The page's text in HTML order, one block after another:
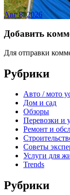
Авг 8, 2026
Добавить
Для отправки
Рубрики
Авто / мото
Дом и сад
Обзоры
Перевозки и
Ремонт и
Советы
Услуги для
Trends
Рубрики